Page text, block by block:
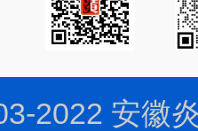
2022 安徽